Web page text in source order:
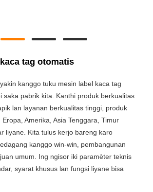
tag otomatis
kanggo tuku mesin label kaca tag
saka pabrik kita. Kanthi produk berkualitas
lan layanan berkualitas tinggi, produk
Amerika, Asia Tenggara, Timur
liyane. Kita tulus kerjo bareng karo
kanggo win-win, pembangunan
umum. Ing ngisor iki paramèter teknis
syarat khusus lan fungsi liyane bisa